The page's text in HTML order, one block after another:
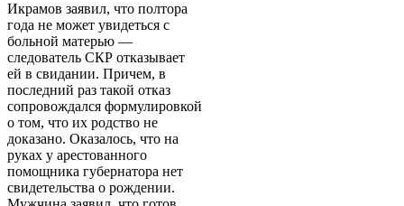
Икрамов заявил, что полтора
года не может увидеться с
больной матерью —
следователь СКР отказывает
ей в свидании. Причем, в
последний раз такой отказ
сопровождался формулировкой
о том, что их родство не
доказано. Оказалось, что на
руках у арестованного
помощника губернатора нет
свидетельства о рождении.